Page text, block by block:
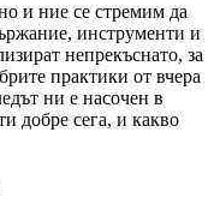
и ние се стремим да
инструменти и
непрекъснато, за
практики от вчера
ни е насочен в
добре сега, и какво